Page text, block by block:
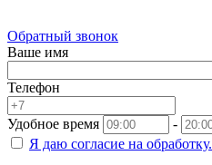
Обратный звонок
Ваше имя
Телефон
Удобное время
-
Я даю согласие на обработку.